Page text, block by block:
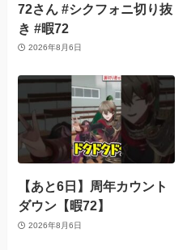
72さん #シクフォニ切り抜
き #暇72
2026年8月6日
【あと6日】周年カウント
ダウン【暇72】
2026年8月6日